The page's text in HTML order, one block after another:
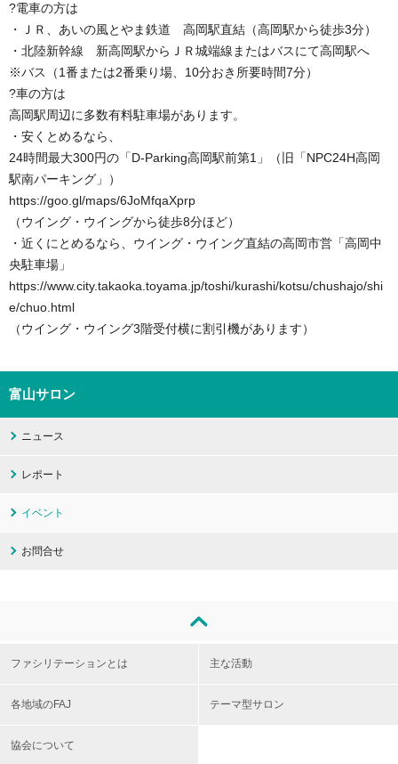
?電車の方は
・ＪＲ、あいの風とやま鉄道 高岡駅直結（高岡駅から徒歩3分）
・北陸新幹線 新高岡駅からＪＲ城端線またはバスにて高岡駅へ
※バス（1番または2番乗り場、10分おき所要時間7分）
?車の方は
高岡駅周辺に多数有料駐車場があります。
・安くとめるなら、
24時間最大300円の「D-Parking高岡駅前第1」（旧「NPC24H高岡
駅南パーキング」）
https://goo.gl/maps/6JoMfqaXprp
（ウイング・ウイングから徒歩8分ほど）
・近くにとめるなら、ウイング・ウイング直結の高岡市営「高岡中
央駐車場」
https://www.city.takaoka.toyama.jp/toshi/kurashi/kotsu/chushajo/shi
e/chuo.html
（ウイング・ウイング3階受付横に割引機があります）
富山サロン
ニュース
レポート
イベント
お問合せ
ファシリテーションとは 主な活動
各地域のFAJ テーマ型サロン
協会について